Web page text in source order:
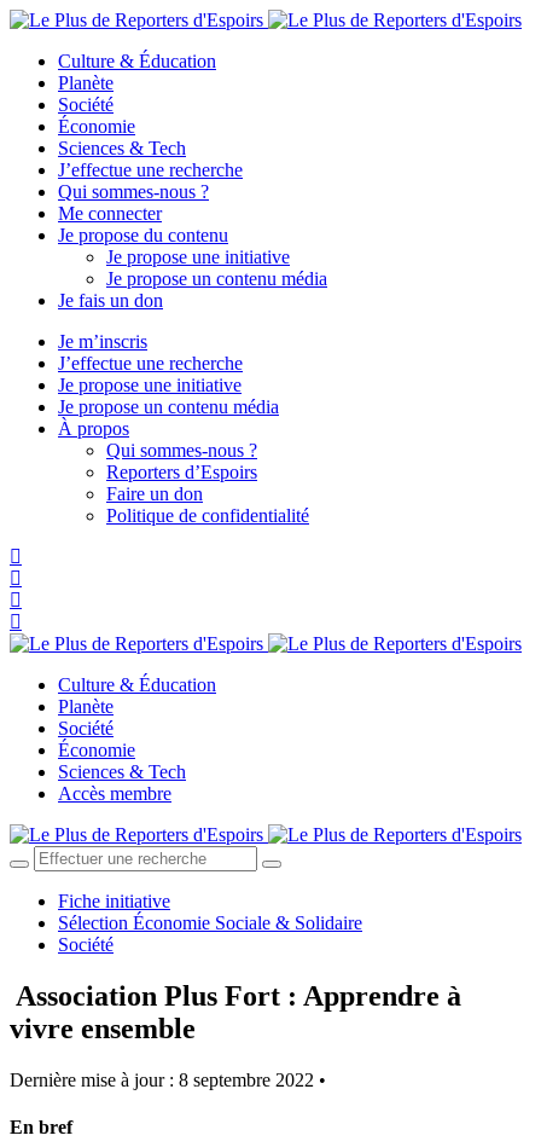
Culture & Éducation
Planète
Société
Économie
Sciences & Tech
J’effectue une recherche
Qui sommes-nous ?
Me connecter
Je propose du contenu
Je propose une initiative
Je propose un contenu média
Je fais un don
Je m’inscris
J’effectue une recherche
Je propose une initiative
Je propose un contenu média
À propos
Qui sommes-nous ?
Reporters d’Espoirs
Faire un don
Politique de confidentialité
Culture & Éducation
Planète
Société
Économie
Sciences & Tech
Accès membre
Fiche initiative
Sélection Économie Sociale & Solidaire
Société
Association Plus Fort : Apprendre à
vivre ensemble
Dernière mise à jour : 8 septembre 2022 •
En bref